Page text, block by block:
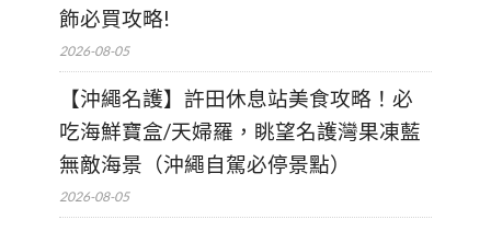
飾必買攻略!
2026-08-05
【沖繩名護】許田休息站美食攻略！必
吃海鮮寶盒/天婦羅，眺望名護灣果凍藍
無敵海景（沖繩自駕必停景點）
2026-08-05